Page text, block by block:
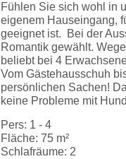
Fühlen Sie sich wohl in
eigenem Hauseingang,
geeignet ist. Bei der
Romantik gewählt.
beliebt bei 4
Vom Gästehausschuh
persönlichen Sachen!
keine Probleme mit
Pers: 1 - 4
Fläche: 75 m²
Schlafräume: 2